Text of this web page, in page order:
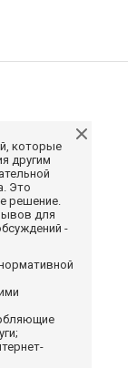
которые
другим
Это
решение.
для
-